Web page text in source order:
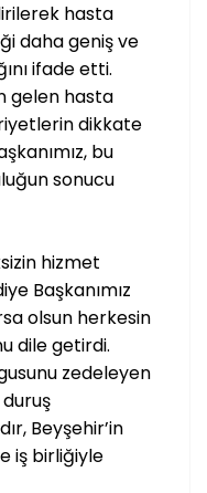
hasta
daha geniş ve
ifade etti.
gelen hasta
dikkate
bu
sonucu
hizmet
Başkanımız
olsun herkesin
dile getirdi.
zedeleyen
Beyşehir’in
iş birliğiyle